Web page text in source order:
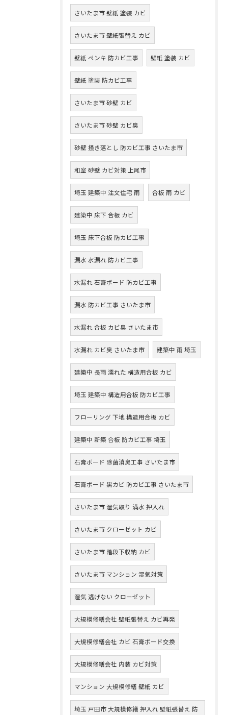
さいたま市 壁紙 塗装 カビ
さいたま市 壁紙張替え カビ
壁紙 ペンキ 防カビ工事 壁紙 塗装 カビ
壁紙 塗装 防カビ工事
さいたま市 砂壁 カビ
さいたま市 砂壁 カビ臭
砂壁 掻き落とし 防カビ工事 さいたま市
和室 砂壁 カビ対策 上尾市
埼玉 建築中 注文住宅 雨 合板 雨 カビ
建築中 床下 合板 カビ
埼玉 床下合板 防カビ工事
漏水 水漏れ 防カビ工事
水漏れ 石膏ボード 防カビ工事
漏水 防カビ工事 さいたま市
水漏れ 合板 カビ臭 さいたま市
水漏れ カビ臭 さいたま市 建築中 雨 埼玉
建築中 長雨 濡れた 構造用合板 カビ
埼玉 建築中 構造用合板 防カビ工事
フローリング 下地 構造用合板 カビ
建築中 新築 合板 防カビ工事 埼玉
石膏ボード 除菌消臭工事 さいたま市
石膏ボード 黒カビ 防カビ工事 さいたま市
さいたま市 湿気取り 満水 押入れ
さいたま市 クローゼット カビ
さいたま市 階段下収納 カビ
さいたま市 マンション 湿気対策
湿気 逃げない クローゼット
大規模修繕会社 壁紙張替え カビ再発
大規模修繕会社 カビ 石膏ボード交換
大規模修繕会社 内装 カビ対策
マンション 大規模修繕 壁紙 カビ
埼玉 戸田市 大規模修繕 押入れ 壁紙張替え 防